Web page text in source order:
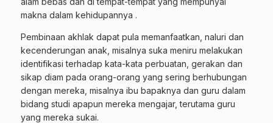
makna dalam kehidupannya .
Pembinaan akhlak dapat pula memanfaatkan, naluri dan
kecenderungan anak, misalnya suka meniru melakukan
identifikasi terhadap kata-kata perbuatan, gerakan dan
sikap diam pada orang-orang yang sering berhubungan
dengan mereka, misalnya ibu bapaknya dan guru dalam
bidang studi apapun mereka mengajar, terutama guru
yang mereka sukai.